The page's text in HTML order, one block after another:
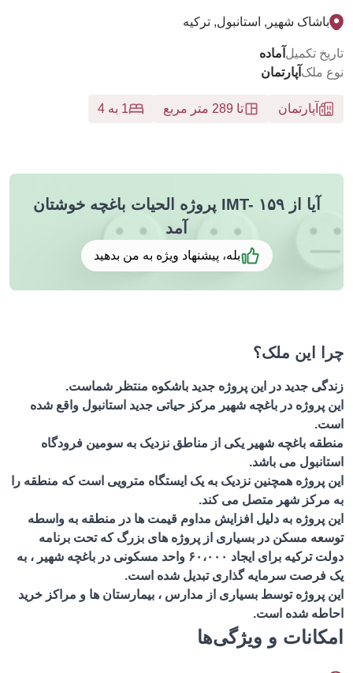
شهیر, استانبول, تركيه
تکمیلآماده
ملک آپارتمان
آپارتمان
آیا از IMT- ۱۵۹ پروژه الحیات باغچه خوشتان
آمد
بله، پیشنهاد ویژه به من بدهید
این ملک؟
جدید در این پروژه جدید باشکوه منتظر شماست.
پروژه در باغچه شهیر مرکز حیاتی جدید استانبول واقع شده
باغچه شهیر یکی از مناطق نزدیک به سومین فرودگاه
می باشد.
پروژه همچنین نزدیک به یک ایستگاه مترویی است که منطقه را
شهر متصل می کند.
پروژه به دلیل افزایش مداوم قیمت ها در منطقه به واسطه
مسکن در بسیاری از پروژه های بزرگ که تحت برنامه
ترکیه برای ایجاد ۶۰،۰۰۰ واحد مسکونی در باغچه شهیر ، به
سرمایه گذاری تبدیل شده است.
پروژه توسط بسیاری از مدارس ، بیمارستان ها و مراکز خرید
شده است.
و ویژگی‌ها